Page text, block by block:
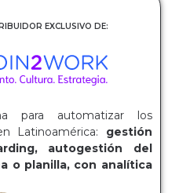
EXCLUSIVO DE:
para automatizar los
Latinoamérica: gestión
autogestión del
o planilla, con analítica